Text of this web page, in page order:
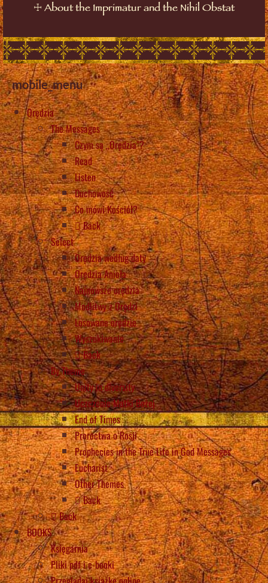
☩ About the Imprimatur and the Nihil Obstat
mobile_menu
Orędzia
The Messages
Czym są „Orędzia”?
Read
Listen
Duchowość
Co mówi Kościół?
Back
Select
Orędzia według daty
Orędzia Anioła
Najnowsze orędzia
Modlitwy z Orędzi
Losowane orędzie
Wyszukiwanie
Back
By Theme
Unity in diversity
Uczczenie Matki Bożej
End of Times
Proroctwa o Rosji
Prophecies in the True Life in God Messages
Eucharist
Other Themes
Back
Back
BOOKS
Księgarnia
Pliki pdf i e-booki